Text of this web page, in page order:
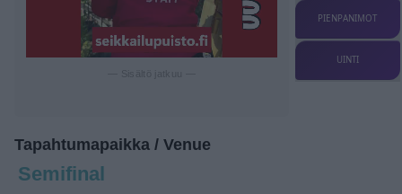
Tapahtumapaikka / Venue
Semifinal
PIENPANIMOT
UINTI